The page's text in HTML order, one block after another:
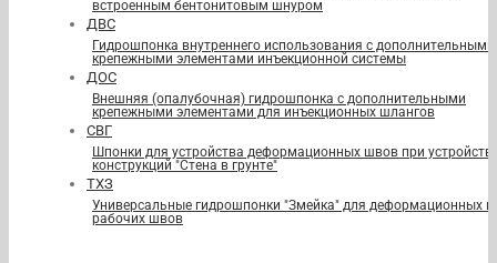
встроенным бентонитовым шнуром
ДВС
Гидрошпонка внутреннего использования с дополнительными
крепежными элементами инъекционной системы
ДОС
Внешняя (опалубочная) гидрошпонка с дополнительными
крепежными элементами для инъекционных шлангов
СВГ
Шпонки для устройства деформационных швов при
конструкций "Стена в грунте"
ТХЗ
Универсальные гидрошпонки "Змейка" для деформационных и
рабочих швов